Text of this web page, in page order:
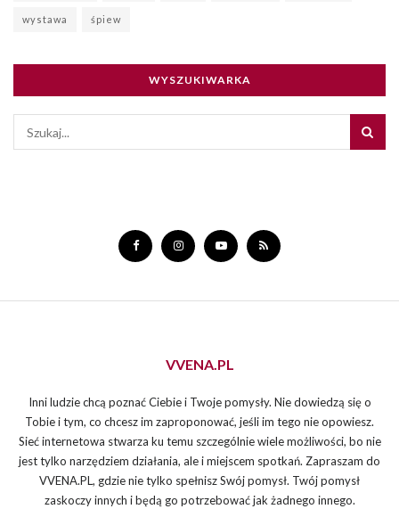
wystawa śpiew
WYSZUKIWARKA
VVENA.PL
Inni ludzie chcą poznać Ciebie i Twoje pomysły. Nie dowiedzą się o
Tobie i tym, co chcesz im zaproponować, jeśli im tego nie opowiesz.
Sieć internetowa stwarza ku temu szczególnie wiele możliwości, bo nie
jest tylko narzędziem działania, ale i miejscem spotkań. Zapraszam do
VVENA.PL, gdzie nie tylko spełnisz Swój pomysł. Twój pomysł
zaskoczy innych i będą go potrzebować jak żadnego innego.